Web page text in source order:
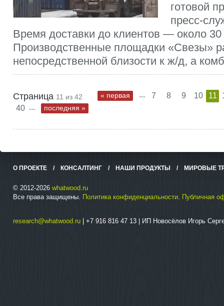
готовой
пресс-
Время доставки до клиентов — около
Производственные площадки «Свезы»
непосредственной близости к ж/д, а
Страница 11 из 42 « первая ... 7 8 9 10 11
40 ... последняя »
О ПРОЕКТЕ / КОНСАЛТИНГ / НАШИ ПРОДУКТЫ / МИРОВЫЕ
© 2012-2026 whatwood.ru
Все права защищены. Политика конфиденциальности. Публичная
research@whatwood.ru | +7 916 816 47 13 | ИП Новосёлов Игорь